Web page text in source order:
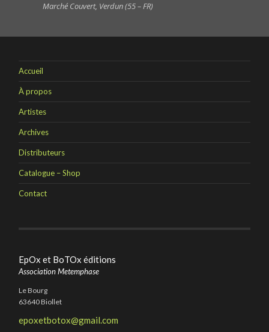
Marché Couvert, Verdun (55 – FR)
Accueil
À propos
Artistes
Archives
Distributeurs
Catalogue – Shop
Contact
EpOx et BoTOx éditions
Association Metemphase
Le Bourg
63640 Biollet
epoxetbotox@gmail.com